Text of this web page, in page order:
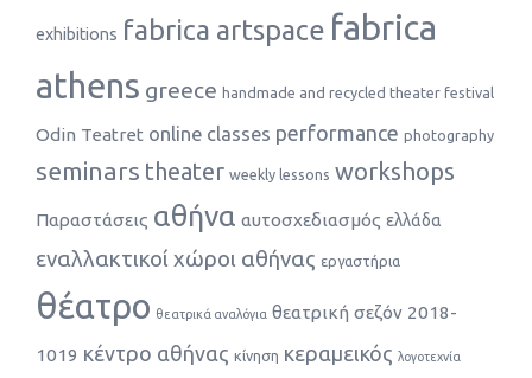
exhibitions fabrica artspace fabrica
athens greece handmade and recycled theater festival
Odin Teatret online classes performance photography
seminars theater weekly lessons workshops
Παραστάσεις αθήνα αυτοσχεδιασμός ελλάδα
εναλλακτικοί χώροι αθήνας εργαστήρια
θέατρο θεατρικά αναλόγια θεατρική σεζόν 2018-
1019 κέντρο αθήνας κίνηση κεραμεικός λογοτεχνία